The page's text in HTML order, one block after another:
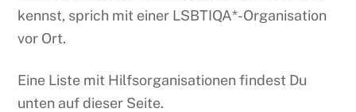
kennst, sprich mit einer LSBTIQA*-Organisation
vor Ort.
Eine Liste mit Hilfsorganisationen findest Du
unten auf dieser Seite.